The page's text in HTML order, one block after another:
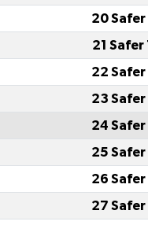
20 Safer
21 Safer
22 Safer
23 Safer
24 Safer
25 Safer
26 Safer
27 Safer